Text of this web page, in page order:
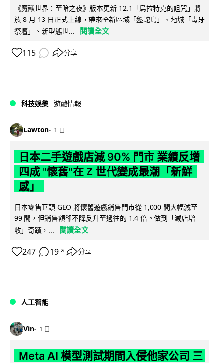
《魔獸世界：至暗之夜》版本更新 12.1「烏拉特克的詛咒」將
於 8 月 13 日正式上線，帶來全新區域「盤蛇島」、地城「毒牙
祭壇」、新型態世...
閱讀全文
115 分享
科技娛樂 遊戲情報
Lawton 1 日
日本二手遊戲店減 90% 門市 業績反增
四成 "懷舊"在 Z 世代變成最潮「新鮮
感」
日本零售巨頭 GEO 將懷舊遊戲銷售門市從 1,000 間大幅減至
99 間，但銷售額卻不降反升至過往的 1.4 倍。做到「減店增
收」奇蹟，...
閱讀全文
247 19 ↗ 分享
人工智能
Vin 1 日
Meta AI 模型測試期間入侵他家公司 三